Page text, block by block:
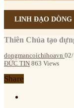
LINH ĐẠO DÒNG
Thiên Chúa tạo
dongmancoichihoavn
ĐỨC TIN 863 Views
Share